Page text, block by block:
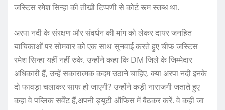
जस्टिस रमेश सिन्हा की तीखी टिप्पणी से कोर्ट रूम स्तब्ध था.
अरपा नदी के संरक्षण और संवर्धन की मांग को लेकर दायर जनहित
याचिकाओं पर सोमवार को एक साथ सुनवाई करते हुए चीफ जस्टिस
रमेश सिन्हा यहीं नहीं रुके. उन्होंने कहा कि DM जिले के जिम्मेदार
अधिकारी हैं, उन्हें सकारात्मक कदम उठाने चाहिए. क्या अरपा नदी इनके
दो फावड़ा चलाकर साफ हो जाएगी? उन्होंने कड़ी नाराजगी जताते हुए
कहा वे पब्लिक सर्वेंट हैं,अपनी ड्यूटी ऑफिस में बैठकर करें. वे कहीं जा